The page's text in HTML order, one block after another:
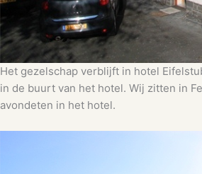
Het gezelschap verblijft in hotel
in de buurt van het hotel. Wij zitten in
avondeten in het hotel.